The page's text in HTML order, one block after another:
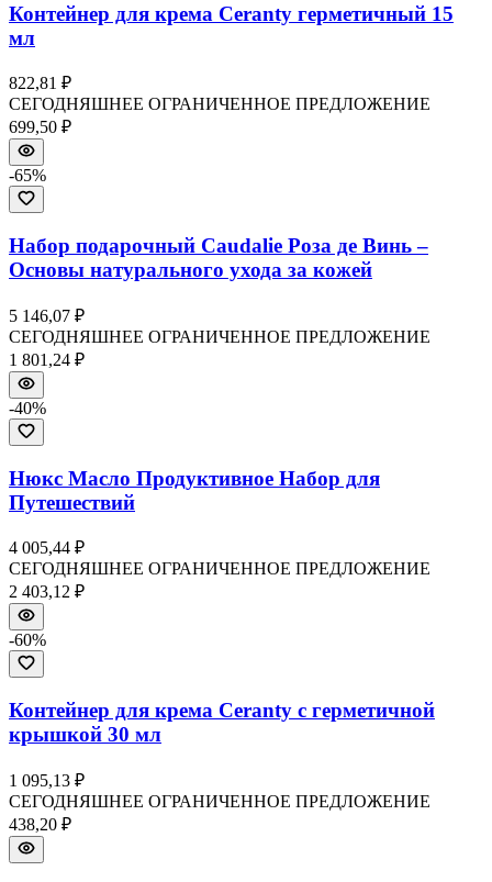
Контейнер для крема Ceranty герметичный 15
мл
822,81 ₽
СЕГОДНЯШНЕЕ ОГРАНИЧЕННОЕ ПРЕДЛОЖЕНИЕ
699,50 ₽
-65%
Набор подарочный Caudalie Роза де Винь –
Основы натурального ухода за кожей
5 146,07 ₽
СЕГОДНЯШНЕЕ ОГРАНИЧЕННОЕ ПРЕДЛОЖЕНИЕ
1 801,24 ₽
-40%
Нюкс Масло Продуктивное Набор для
Путешествий
4 005,44 ₽
СЕГОДНЯШНЕЕ ОГРАНИЧЕННОЕ ПРЕДЛОЖЕНИЕ
2 403,12 ₽
-60%
Контейнер для крема Ceranty с герметичной
крышкой 30 мл
1 095,13 ₽
СЕГОДНЯШНЕЕ ОГРАНИЧЕННОЕ ПРЕДЛОЖЕНИЕ
438,20 ₽